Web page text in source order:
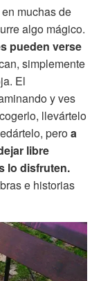
muchas de
algo mágico.
pueden verse
simplemente
El
y ves
llevártelo
peroa
libre
lo disfruten.
e historias